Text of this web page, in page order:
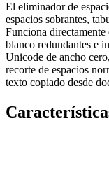
El eliminador de
espacios sobrantes,
Funciona directamente
blanco redundantes e
Unicode de ancho
recorte de espacios
texto copiado desde